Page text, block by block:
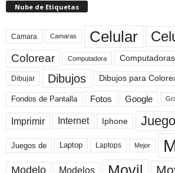
Nube de Etiquetas
Camara Camaras Celular
Colorear Computadora Computadoras
Dibujar Dibujos Dibujos para
Fondos de Pantalla Fotos Google
Imprimir Internet Iphone Juego
Juegos de Laptop Laptops Mejor
Modelo Modelos